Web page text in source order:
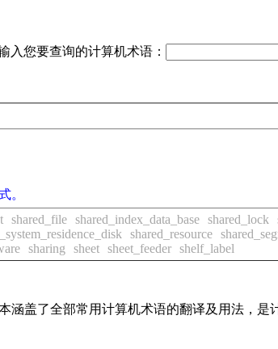
入您要查询的计算机术语：
。
shared_file shared_index_data_base shared_lock
shared_resource
sharing sheet sheet_feeder shelf_label
盖了全部常用计算机术语的翻译及用法，是